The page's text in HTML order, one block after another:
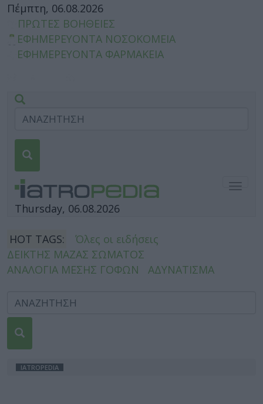
Πέμπτη, 06.08.2026
ΠΡΩΤΕΣ ΒΟΗΘΕΙΕΣ
ΕΦΗΜΕΡΕΥΟΝΤΑ ΝΟΣΟΚΟΜΕΙΑ
ΕΦΗΜΕΡΕΥΟΝΤΑ ΦΑΡΜΑΚΕΙΑ
Thursday, 06.08.2026
HOT TAGS:
Όλες οι ειδήσεις
ΔΕΙΚΤΗΣ ΜΑΖΑΣ ΣΩΜΑΤΟΣ
ΑΝΑΛΟΓΙΑ ΜΕΣΗΣ ΓΟΦΩΝ
ΑΔΥΝΑΤΙΣΜΑ
IATROPEDIA